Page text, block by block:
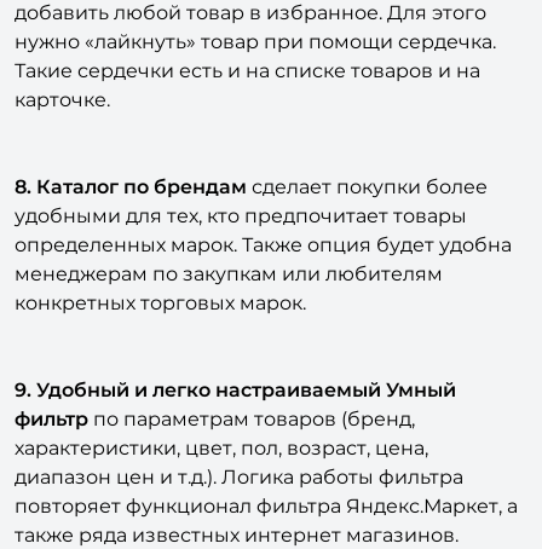
добавить любой товар в избранное. Для этого
нужно «лайкнуть» товар при помощи сердечка.
Такие сердечки есть и на списке товаров и на
карточке.
8. Каталог по брендам сделает покупки более
удобными для тех, кто предпочитает товары
определенных марок. Также опция будет удобна
менеджерам по закупкам или любителям
конкретных торговых марок.
9. Удобный и легко настраиваемый Умный
фильтр по параметрам товаров (бренд,
характеристики, цвет, пол, возраст, цена,
диапазон цен и т.д.). Логика работы фильтра
повторяет функционал фильтра Яндекс.Маркет, а
также ряда известных интернет магазинов.